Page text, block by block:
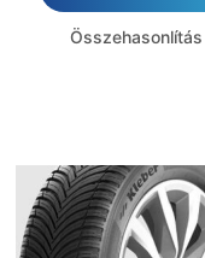
Összehasonlítás